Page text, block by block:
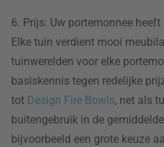
6. Prijs: Uw portemonnee
Elke tuin verdient mooi
tuinwerelden voor elke
basiskennis tegen redelijke
tot Design Fire Bowls, net als
buitengebruik in de
bijvoorbeeld een grote keuze